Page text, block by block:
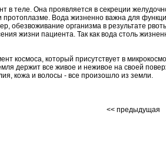
в теле. Она проявляется в секреции
протоплазме. Вода жизненно важна для
обезвоживание организма в результате
жизни пациента. Так как вода столь
космоса, который присутствует в
держит все живое и неживое на своей
кожа и волосы - все произошло из земли.
<< предыдущая